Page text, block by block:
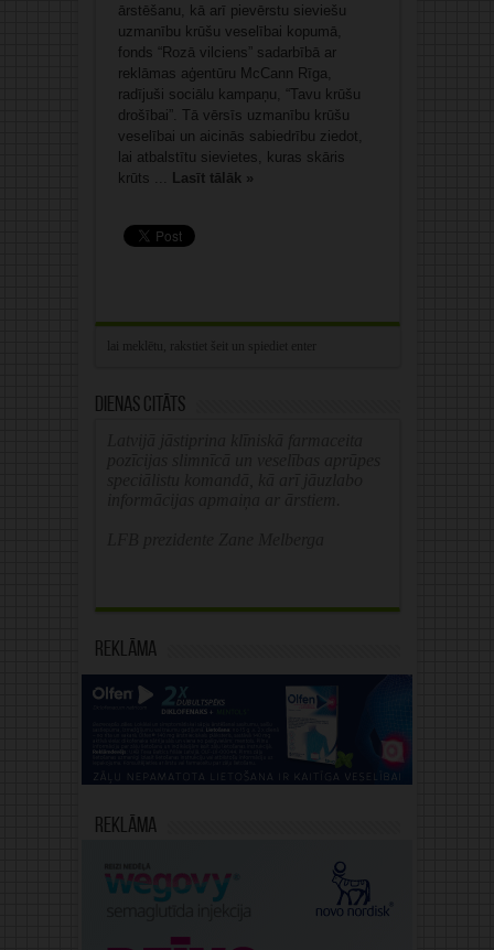
ārstēšanu, kā arī pievērstu sieviešu
uzmanību krūšu veselībai kopumā,
fonds “Rozā vilciens” sadarbībā ar
reklāmas aģentūru McCann Rīga,
radījuši sociālu kampaņu, “Tavu krūšu
drošībai”. Tā vērsīs uzmanību krūšu
veselībai un aicinās sabiedrību ziedot,
lai atbalstītu sievietes, kuras skāris
krūts ... Lasīt tālāk »
Dienas citāts
Reklāma
Reklāma